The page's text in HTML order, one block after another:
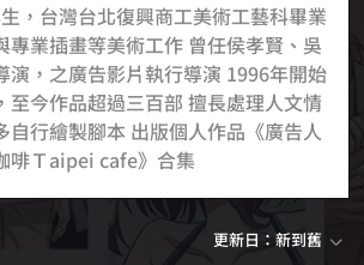
，台灣台北復興商工美術工藝科畢業
專業插畫等美術工作 曾任侯孝賢、吳
演，之廣告影片執行導演 1996年開始
至今作品超過三百部 擅長處理人文情
自行繪製腳本 出版個人作品《廣告人
啡Ｔaipei cafe》合集
更新日：新到舊